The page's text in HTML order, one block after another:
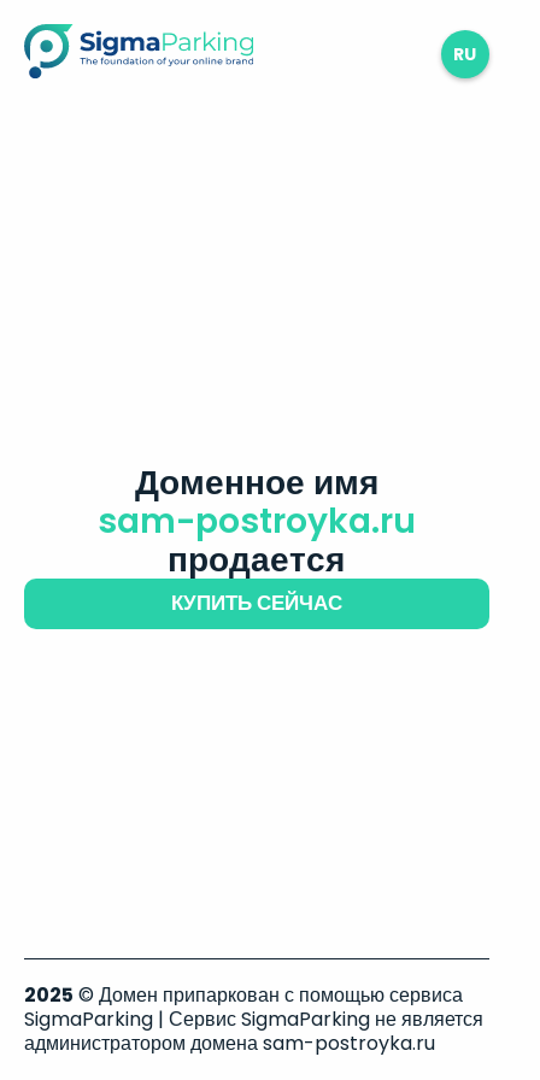
RU
Доменное имя
sam-postroyka.ru
продается
КУПИТЬ СЕЙЧАС
2025 © Домен припаркован с помощью сервиса
SigmaParking | Сервис SigmaParking не является
администратором домена sam-postroyka.ru